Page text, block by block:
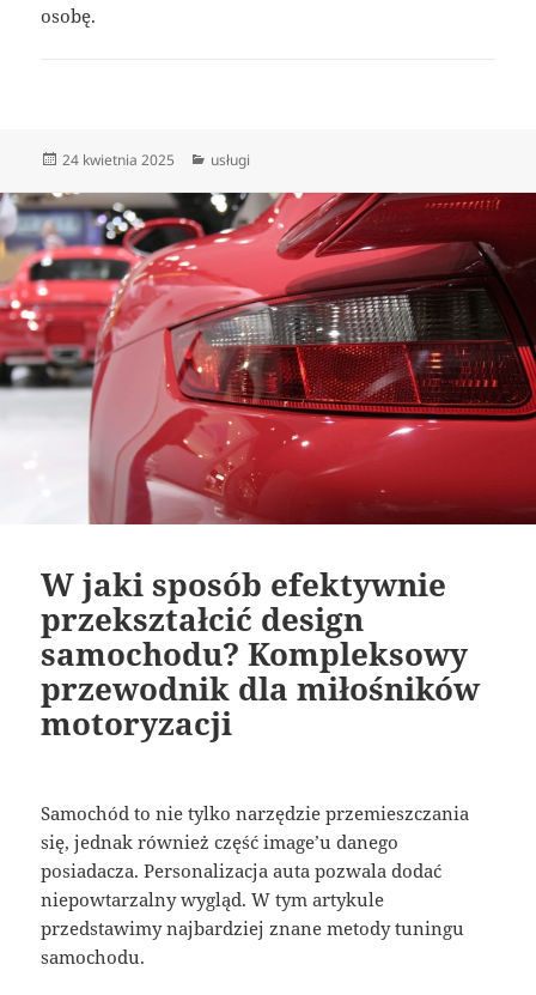
osobę.
Data
24 kwietnia 2025 Kategorie
usługi
W jaki sposób efektywnie
przekształcić design
samochodu? Kompleksowy
przewodnik dla miłośników
motoryzacji
Samochód to nie tylko narzędzie przemieszczania
się, jednak również część image’u danego
posiadacza. Personalizacja auta pozwala dodać
niepowtarzalny wygląd. W tym artykule
przedstawimy najbardziej znane metody tuningu
samochodu.